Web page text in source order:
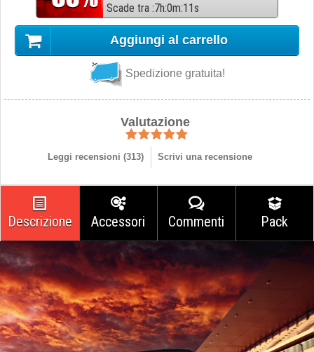
Scade tra :7h:0m:10s
Aggiungi al carrello
Spedizione gratuita!
Valutazione
Leggi recensioni (313) Scrivi una recensione
Descrizione Accessori Commenti Pack